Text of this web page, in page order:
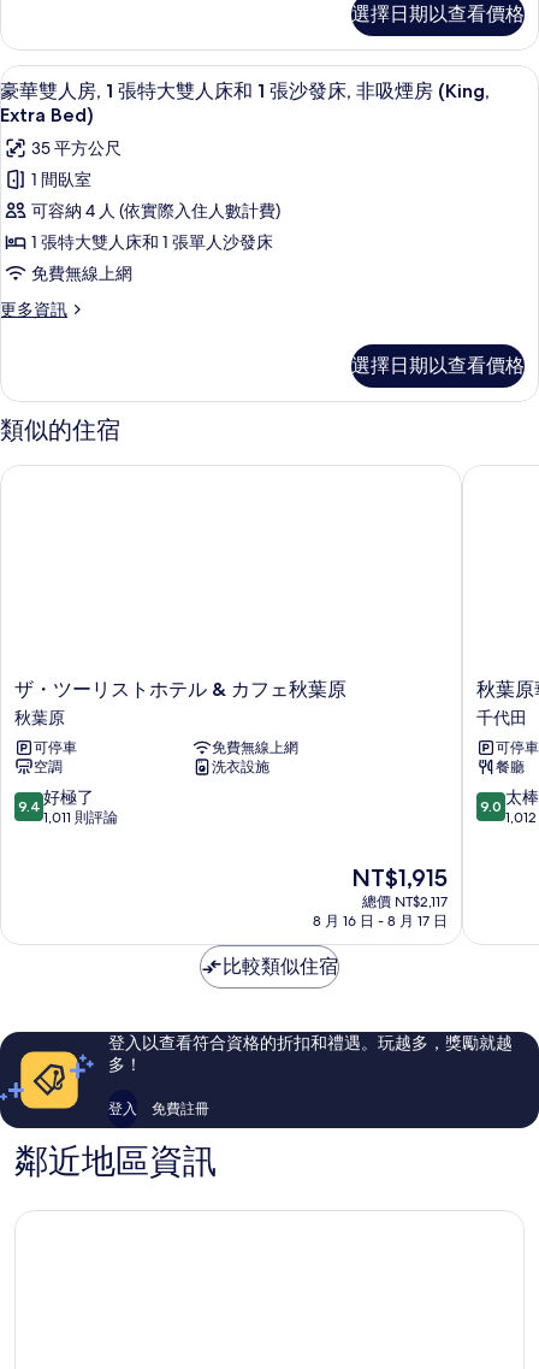
有
相
片
三
人
房
的
情
選擇日期以查看價格
顯
示
豪
華
雙
人
房,
1
張
大
雙
人
床
非
吸
煙
房
(King,
所
片
豪華雙人房, 1 張特大雙人床和 1 張沙
18
豪華雙人房, 1 張特大雙人床和 1 張沙發床, 非吸煙房 (King,
Extra Bed)
35 平方公尺
1 間臥室
可容納 4 人 (依實際入住人數計費)
1 張特大雙人床和 1 張單人沙發床
免費無線上網
更多資訊
更
雙
人
房,
張
床,
(King,
情
選擇日期以查看價格
類似的住宿
ザ・
ツ
ー
リ
ス
ト
ホ
ェ
秋
葉
ザ・ツーリストホテル & カフェ秋葉原
秋葉原
可停車
免費無線上網
空調
洗衣設施
9.4
分，
極
評
論
9.4 好極了
1,011 則評論
現
在
價
NT$1,915
總價 NT$2,117
8 月 16 日 - 8 月 17 日
ザ・ツーリストホテル & カフェ秋葉原
秋
葉
原
華
盛
頓
飯
秋葉原
千代田
可停車
餐廳
9.0
分，
棒
評
論
9.0 太
秋葉原
比較類似住宿
登入以查看符合資格的折扣和禮遇。玩越多，獎勵就越
多！
登入 免費註冊
鄰近地區資訊